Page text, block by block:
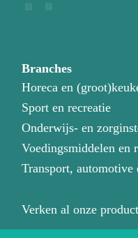
Branches
Horeca en
Sport en recreatie
Onderwijs- en
Voedingsmiddelen en
Transport, automotive
Verken al onze